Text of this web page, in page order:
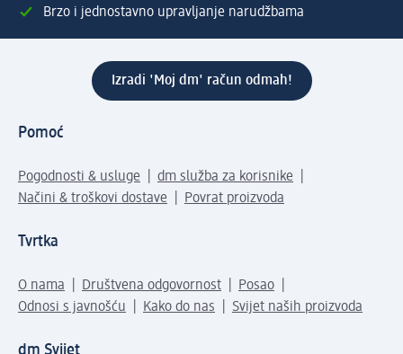
Brzo i jednostavno upravljanje narudžbama
Izradi 'Moj dm' račun odmah!
Pomoć
Pogodnosti & usluge
dm služba za korisnike
Načini & troškovi dostave
Povrat proizvoda
Tvrtka
O nama Društvena odgovornost
Posao
Odnosi s javnošću
Kako do nas Svijet naših proizvoda
dm Svijet